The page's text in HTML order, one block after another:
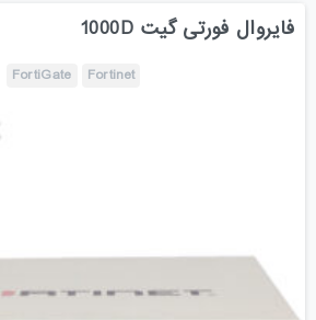
فایروال فورتی گیت 1000D
Fortinet
FortiGate